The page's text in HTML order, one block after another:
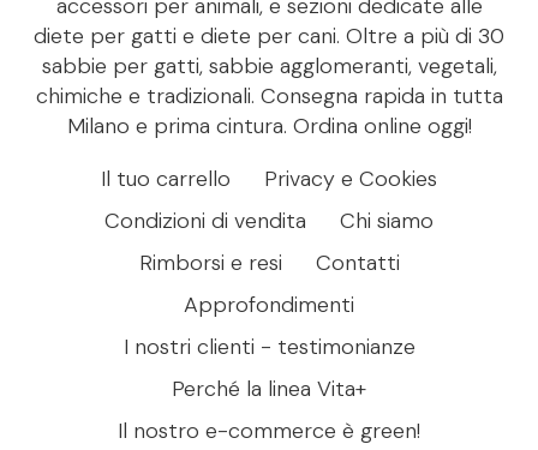
diete per gatti e diete per cani. Oltre a più di 30
sabbie per gatti, sabbie agglomeranti, vegetali,
chimiche e tradizionali. Consegna rapida in tutta
Milano e prima cintura. Ordina online oggi!
Il tuo carrello
Privacy e Cookies
Condizioni di vendita
Chi siamo
Rimborsi e resi
Contatti
Approfondimenti
I nostri clienti - testimonianze
Perché la linea Vita+
Il nostro e-commerce è green!